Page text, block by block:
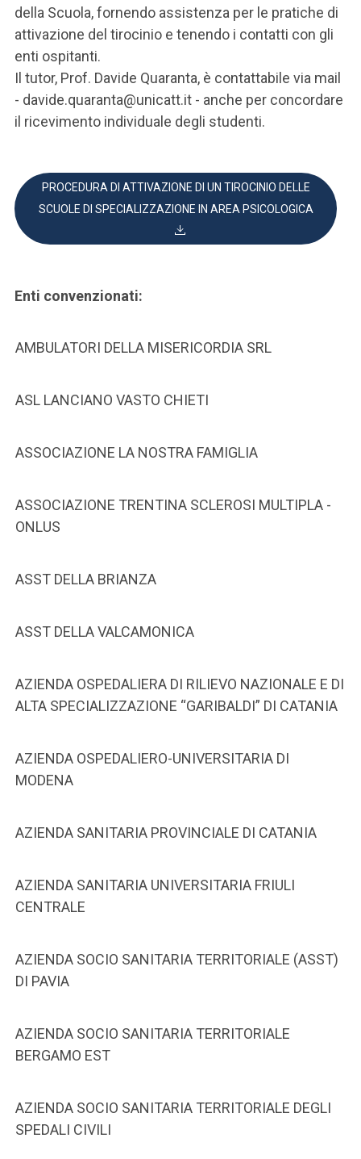
della Scuola, fornendo assistenza per le pratiche di
attivazione del tirocinio e tenendo i contatti con gli
enti ospitanti.
Il tutor, Prof. Davide Quaranta, è contattabile via mail
- davide.quaranta@unicatt.it - anche per concordare
il ricevimento individuale degli studenti.
PROCEDURA DI ATTIVAZIONE DI UN TIROCINIO DELLE
SCUOLE DI SPECIALIZZAZIONE IN AREA PSICOLOGICA
Enti convenzionati:
AMBULATORI DELLA MISERICORDIA SRL
ASL LANCIANO VASTO CHIETI
ASSOCIAZIONE LA NOSTRA FAMIGLIA
ASSOCIAZIONE TRENTINA SCLEROSI MULTIPLA -
ONLUS
ASST DELLA BRIANZA
ASST DELLA VALCAMONICA
AZIENDA OSPEDALIERA DI RILIEVO NAZIONALE E DI
ALTA SPECIALIZZAZIONE “GARIBALDI” DI CATANIA
AZIENDA OSPEDALIERO-UNIVERSITARIA DI
MODENA
AZIENDA SANITARIA PROVINCIALE DI CATANIA
AZIENDA SANITARIA UNIVERSITARIA FRIULI
CENTRALE
AZIENDA SOCIO SANITARIA TERRITORIALE (ASST)
DI PAVIA
AZIENDA SOCIO SANITARIA TERRITORIALE
BERGAMO EST
AZIENDA SOCIO SANITARIA TERRITORIALE DEGLI
SPEDALI CIVILI